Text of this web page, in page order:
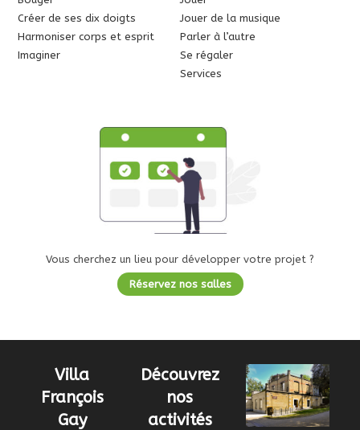
Créer de ses dix doigts
Harmoniser corps et esprit
Imaginer
Jouer de la musique
Parler à l’autre
Se régaler
Services
Vous cherchez un lieu pour développer votre projet ?
Réservez nos salles
Villa
François
Gay
Découvrez
nos
activités